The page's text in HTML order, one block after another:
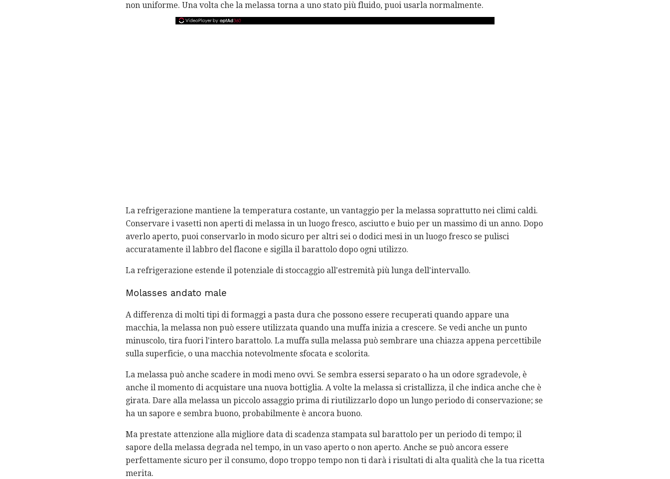
non uniforme. Una volta che la melassa torna a uno stato più fluido, puoi usarla normalmente.
La refrigerazione mantiene la temperatura costante, un vantaggio per la melassa soprattutto nei climi caldi.
Conservare i vasetti non aperti di melassa in un luogo fresco, asciutto e buio per un massimo di un anno. Dopo
averlo aperto, puoi conservarlo in modo sicuro per altri sei o dodici mesi in un luogo fresco se pulisci
accuratamente il labbro del flacone e sigilla il barattolo dopo ogni utilizzo.
La refrigerazione estende il potenziale di stoccaggio all'estremità più lunga dell'intervallo.
Molasses andato male
A differenza di molti tipi di formaggi a pasta dura che possono essere recuperati quando appare una
macchia, la melassa non può essere utilizzata quando una muffa inizia a crescere. Se vedi anche un punto
minuscolo, tira fuori l'intero barattolo. La muffa sulla melassa può sembrare una chiazza appena percettibile
sulla superficie, o una macchia notevolmente sfocata e scolorita.
La melassa può anche scadere in modi meno ovvi. Se sembra essersi separato o ha un odore sgradevole, è
anche il momento di acquistare una nuova bottiglia. A volte la melassa si cristallizza, il che indica anche che è
girata. Dare alla melassa un piccolo assaggio prima di riutilizzarlo dopo un lungo periodo di conservazione; se
ha un sapore e sembra buono, probabilmente è ancora buono.
Ma prestate attenzione alla migliore data di scadenza stampata sul barattolo per un periodo di tempo; il
sapore della melassa degrada nel tempo, in un vaso aperto o non aperto. Anche se può ancora essere
perfettamente sicuro per il consumo, dopo troppo tempo non ti darà i risultati di alta qualità che la tua ricetta
merita.